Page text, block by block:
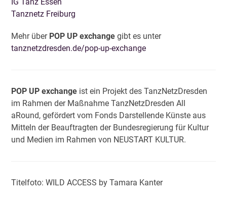
IG Tanz Essen
Tanznetz Freiburg
Mehr über POP UP exchange gibt es unter
tanznetzdresden.de/pop-up-exchange
POP UP exchange ist ein Projekt des TanzNetzDresden
im Rahmen der Maßnahme TanzNetzDresden All
aRound, gefördert vom Fonds Darstellende Künste aus
Mitteln der Beauftragten der Bundesregierung für Kultur
und Medien im Rahmen von NEUSTART KULTUR.
Titelfoto: WILD ACCESS by Tamara Kanter